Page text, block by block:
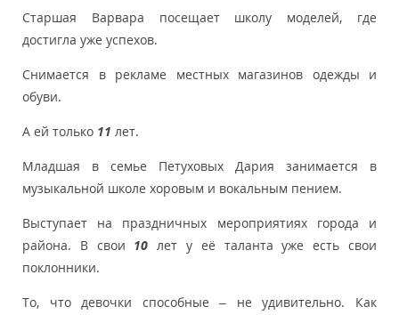
Старшая Варвара посещает школу моделей, где
достигла уже успехов.
Снимается в рекламе местных магазинов одежды и
обуви.
А ей только 11 лет.
Младшая в семье Петуховых Дария занимается в
музыкальной школе хоровым и вокальным пением.
Выступает на праздничных мероприятиях города и
района. В свои 10 лет у её таланта уже есть свои
поклонники.
То, что девочки способные – не удивительно. Как